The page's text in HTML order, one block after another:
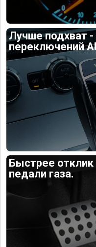
Лучше подхват
переключений
Быстрее отклик
педали газа.